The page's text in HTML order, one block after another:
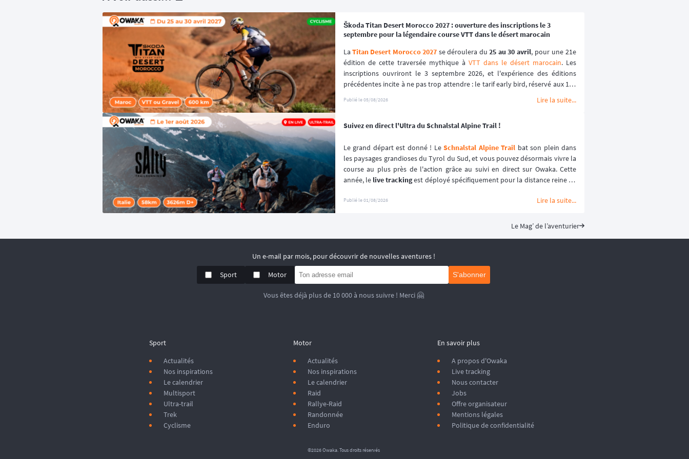
Škoda Titan Desert Morocco 2027 : ouverture des inscriptions le 3
septembre pour la légendaire course VTT dans le désert marocain
La Titan Desert Morocco 2027 se déroulera du 25 au 30 avril, pour une 21e
édition de cette traversée mythique à VTT dans le désert marocain. Les
inscriptions ouvriront le 3 septembre 2026, et l'expérience des éditions
précédentes incite à ne pas trop attendre : le tarif early bird, réservé aux 100
Publié le05/08/2026 Lire la suite...
Suivez en direct l'Ultra du Schnalstal Alpine Trail !
Le grand départ est donné ! Le Schnalstal Alpine Trail bat son plein dans
les paysages grandioses du Tyrol du Sud, et vous pouvez désormais vivre la
course au plus près de l'action grâce au suivi en direct sur Owaka. Cette
année, le live tracking est déployé spécifiquement pour la distance reine de
Publié le01/08/2026 Lire la suite...
Le Mag’ de l’aventurier
Un e-mail par mois, pour découvrir de nouvelles aventures !
Sport
Motor S'abonner
Vous êtes déjà plus de 10 000 à nous suivre ! Merci 🤗
Sport
Actualités
Nos inspirations
Le calendrier
Multisport
Ultra-trail
Trek
Cyclisme
Motor
Actualités
Nos inspirations
Le calendrier
Raid
Rallye-Raid
Randonnée
Enduro
En savoir plus
A propos d'Owaka
Live tracking
Nous contacter
Jobs
Offre organisateur
Mentions légales
Politique de confidentialité
©2026 Owaka. Tous droits réservés